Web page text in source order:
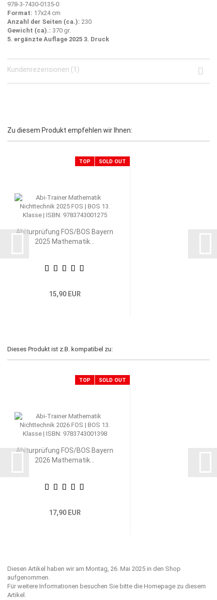
978-3-7430-0135-0
Format: 17x24 cm
Anzahl der Seiten (ca.): 230
Gewicht (ca).: 370 gr.
5. ergänzte Auflage 2025 3. Druck
Kundenrezensionen (1)
Zu diesem Produkt empfehlen wir Ihnen:
TOP SOLD OUT
Abiturprüfung FOS/BOS Bayern
2025 Mathematik...
15,90 EUR
Dieses Produkt ist z.B. kompatibel zu:
TOP SOLD OUT
Abiturprüfung FOS/BOS Bayern
2026 Mathematik...
17,90 EUR
Diesen Artikel haben wir am Montag, 26. Mai 2025 in den Shop
aufgenommen.
Für weitere Informationen besuchen Sie bitte die Homepage zu diesem
Artikel.